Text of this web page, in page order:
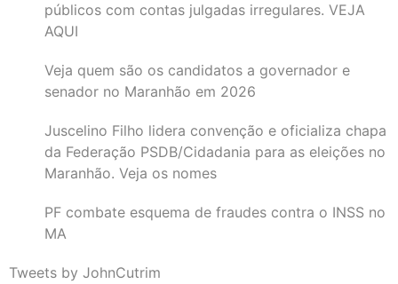
públicos com contas julgadas irregulares. VEJA
AQUI
Veja quem são os candidatos a governador e
senador no Maranhão em 2026
Juscelino Filho lidera convenção e oficializa chapa
da Federação PSDB/Cidadania para as eleições no
Maranhão. Veja os nomes
PF combate esquema de fraudes contra o INSS no
MA
Tweets by JohnCutrim